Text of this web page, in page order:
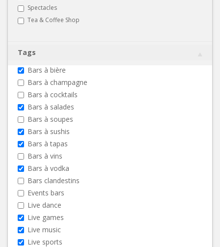
Spectacles
Tea & Coffee Shop
Tags
Bars à bière
Bars à champagne
Bars à cocktails
Bars à salades
Bars à soupes
Bars à sushis
Bars à tapas
Bars à vins
Bars à vodka
Bars clandestins
Events bars
Live dance
Live games
Live music
Live sports